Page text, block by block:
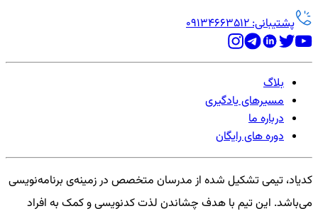
پشتیبانی: 09134663512
بلاگ
مسیرهای یادگیری
درباره ما
دوره های رایگان
کدیاد، تیمی تشکیل شده از مدرسان متخصص در زمینه‌ی برنامه‌نویسی
می‌باشد. این تیم با هدف چشاندن لذت کدنویسی و کمک به افراد